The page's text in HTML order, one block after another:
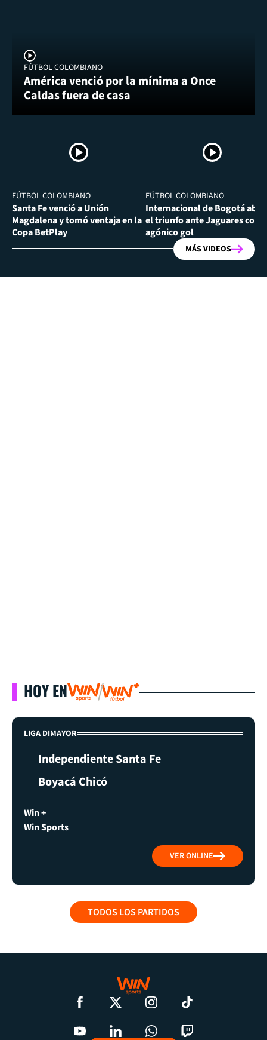
FÚTBOL COLOMBIANO
América venció por la mínima a Once
Caldas fuera de casa
FÚTBOL COLOMBIANO
Santa Fe venció a Unión
Magdalena y tomó ventaja en la
Copa BetPlay
FÚTBOL COLOMBIANO
Internacional de Bogotá
el triunfo ante Jaguares con
agónico gol
MÁS VIDEOS
HOY EN
LIGA DIMAYOR
Independiente Santa Fe
Boyacá Chicó
Win +
Win Sports
VER ONLINE
TODOS LOS PARTIDOS